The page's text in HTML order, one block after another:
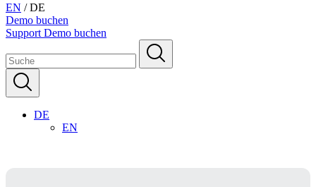
EN /DE
Demo buchen
Support Demo buchen
DE
EN